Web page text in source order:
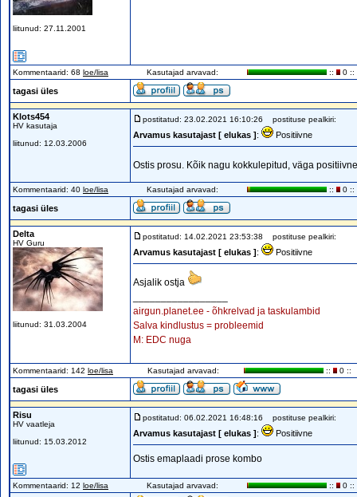
liitunud: 27.11.2001
Kommentaarid: 68 loe/lisa Kasutajad arvavad: :: 0 ::
tagasi üles
Klots454
HV kasutaja
liitunud: 12.03.2006
postitatud: 23.02.2021 16:10:26 postituse pealkiri:
Arvamus kasutajast [ elukas ]: Positiivne
Ostis prosu. Kõik nagu kokkulepitud, väga
Kommentaarid: 40 loe/lisa Kasutajad arvavad: :: 0 ::
tagasi üles
Delta
HV Guru
liitunud: 31.03.2004
postitatud: 14.02.2021 23:53:38 postituse pealkiri:
Arvamus kasutajast [ elukas ]: Positiivne
Asjalik ostja
airgun.planet.ee - õhkrelvad ja taskulambid
Salva kindlustus = probleemid
M: EDC nuga
Kommentaarid: 142 loe/lisa Kasutajad arvavad: :: 0 ::
tagasi üles
Risu
HV vaatleja
liitunud: 15.03.2012
postitatud: 06.02.2021 16:48:16 postituse pealkiri:
Arvamus kasutajast [ elukas ]: Positiivne
Ostis emaplaadi prose kombo
Kommentaarid: 12 loe/lisa Kasutajad arvavad: :: 0 ::